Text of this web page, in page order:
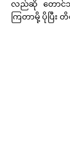
လည်ဆို တောင်သူ
ကြတာမို့ ပိုပြီး